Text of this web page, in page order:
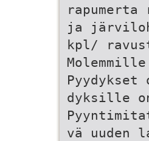
rapumerta
ja
kpl/
dyksille
vä uuden